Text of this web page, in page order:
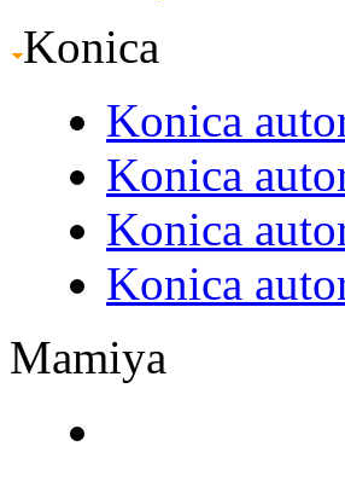
Konica
Konica
Konica
Konica
Konica
Mamiya